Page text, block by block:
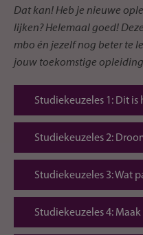
Dat kan! Heb je nieuwe
lijken? Helemaal goed!
mbo én jezelf nog beter te
jouw toekomstige
Studiekeuzeles 1: Dit is
Sla het MBO Kompas
samen met je
eigenlijk? Mbo-
maten, en op
Studiekeuzeles 2:
Je bent nog jong en
toekomstdromen
kiezen. Ontdek in deze
je dromen, interesses
Studiekeuzeles 3: Wat
Voor elk talent en elke
opleiding. Tijd om te
Studiekeuzeles 4: